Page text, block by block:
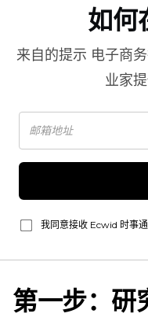
如何
来自的提示 电子商
业家
我同意接收 Ecwid 时事通
第一步：研